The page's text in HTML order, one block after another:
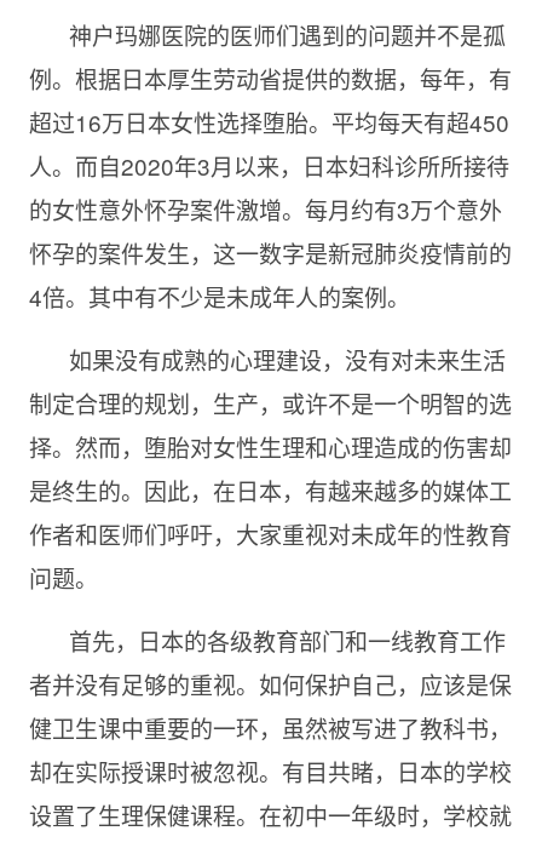
神户玛娜医院的医师们遇到的问题并不是孤
例。根据日本厚生劳动省提供的数据，每年，有
超过16万日本女性选择堕胎。平均每天有超450
人。而自2020年3月以来，日本妇科诊所所接待
的女性意外怀孕案件激增。每月约有3万个意外
怀孕的案件发生，这一数字是新冠肺炎疫情前的
4倍。其中有不少是未成年人的案例。
如果没有成熟的心理建设，没有对未来生活
制定合理的规划，生产，或许不是一个明智的选
择。然而，堕胎对女性生理和心理造成的伤害却
是终生的。因此，在日本，有越来越多的媒体工
作者和医师们呼吁，大家重视对未成年的性教育
问题。
首先，日本的各级教育部门和一线教育工作
者并没有足够的重视。如何保护自己，应该是保
健卫生课中重要的一环，虽然被写进了教科书，
却在实际授课时被忽视。有目共睹，日本的学校
设置了生理保健课程。在初中一年级时，学校就